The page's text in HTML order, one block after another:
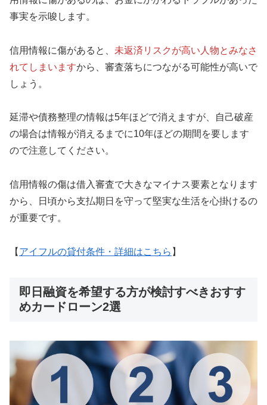
事実を示唆します。
信用情報に傷があると、 未返済リスクが高い人物とみなさ
れてしまいますから、審査落ちにつながる可能性が高いで
しょう。
延滞や債務整理の情報は5年ほどで消えますが、自己破産
の場合は情報が消えるまでに10年ほどの期間を要します
ので注意してください。
信用情報の傷は借入審査で大きなマイナス要素となります
から、日頃から支払期日を守って堅実な生活を心掛けるの
が重要です。
【 アイフルの貸付条件・詳細はこちら 】
即日融資を希望する方が検討すべきおすす
めカードローン2選